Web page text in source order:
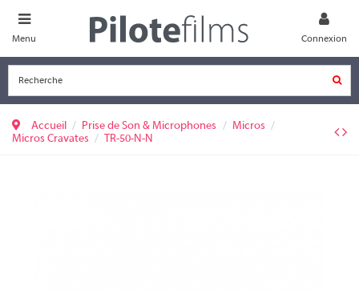
Menu Connexion
Accueil Prise de Son & Microphones
Micros
Micros Cravates
TR-50-N-N